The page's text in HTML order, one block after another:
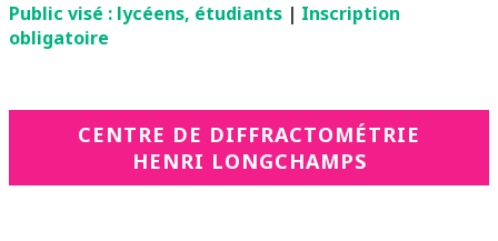
Public visé : lycéens, étudiants | Inscription
obligatoire
CENTRE DE DIFFRACTOMÉTRIE
HENRI LONGCHAMPS